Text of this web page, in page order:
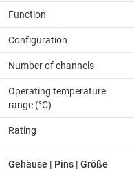
Function
Configuration
Number of channels
Operating temperature
range (°C)
Rating